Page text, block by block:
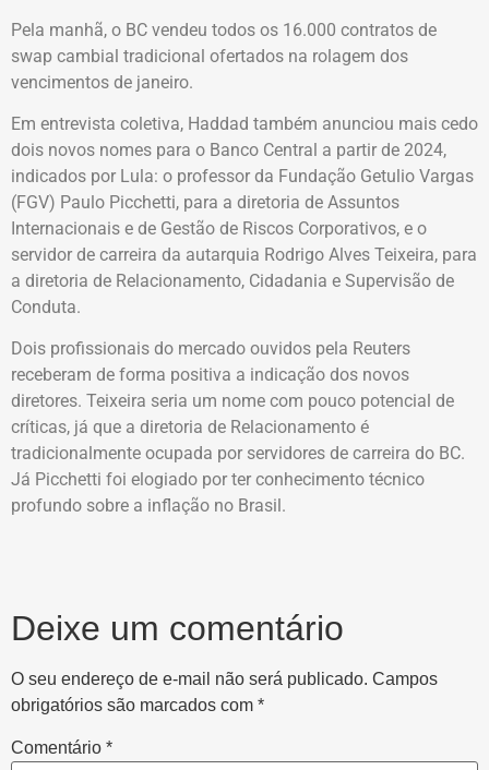
Pela manhã, o BC vendeu todos os 16.000 contratos de
swap cambial tradicional ofertados na rolagem dos
vencimentos de janeiro.
Em entrevista coletiva, Haddad também anunciou mais cedo
dois novos nomes para o Banco Central a partir de 2024,
indicados por Lula: o professor da Fundação Getulio Vargas
(FGV) Paulo Picchetti, para a diretoria de Assuntos
Internacionais e de Gestão de Riscos Corporativos, e o
servidor de carreira da autarquia Rodrigo Alves Teixeira, para
a diretoria de Relacionamento, Cidadania e Supervisão de
Conduta.
Dois profissionais do mercado ouvidos pela Reuters
receberam de forma positiva a indicação dos novos
diretores. Teixeira seria um nome com pouco potencial de
críticas, já que a diretoria de Relacionamento é
tradicionalmente ocupada por servidores de carreira do BC.
Já Picchetti foi elogiado por ter conhecimento técnico
profundo sobre a inflação no Brasil.
Deixe um comentário
O seu endereço de e-mail não será publicado. Campos
obrigatórios são marcados com *
Comentário *